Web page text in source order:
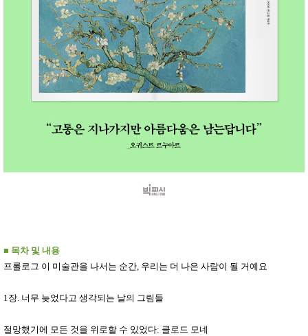
■ 목차 및 내용
프롤로그 이 미술관을 나서는 순간, 우리는 더 나은 사람이 될 거예요
1장. 너무 늦었다고 생각되는 날의 그림들
절망했기에 모든 것을 위로할 수 있었다: 클로드 모네